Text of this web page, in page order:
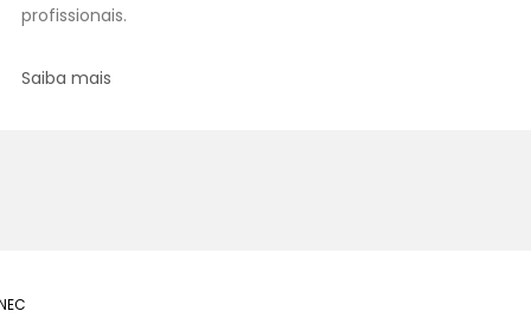
profissionais.
Saiba mais